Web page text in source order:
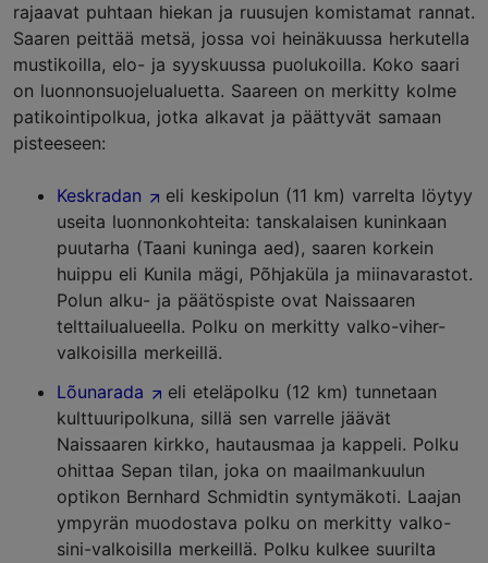
rajaavat puhtaan hiekan ja ruusujen komistamat rannat.
Saaren peittää metsä, jossa voi heinäkuussa herkutella
mustikoilla, elo- ja syyskuussa puolukoilla. Koko saari
on luonnonsuojelualuetta. Saareen on merkitty kolme
patikointipolkua, jotka alkavat ja päättyvät samaan
pisteeseen:
Keskradan
eli keskipolun (11 km) varrelta löytyy
useita luonnonkohteita: tanskalaisen kuninkaan
puutarha (Taani kuninga aed), saaren korkein
huippu eli Kunila mägi, Põhjaküla ja miinavarastot.
Polun alku- ja päätöspiste ovat Naissaaren
telttailualueella. Polku on merkitty valko-viher-
valkoisilla merkeillä.
Lõunarada
eli eteläpolku (12 km) tunnetaan
kulttuuripolkuna, sillä sen varrelle jäävät
Naissaaren kirkko, hautausmaa ja kappeli. Polku
ohittaa Sepan tilan, joka on maailmankuulun
optikon Bernhard Schmidtin syntymäkoti. Laajan
ympyrän muodostava polku on merkitty valko-
sini-valkoisilla merkeillä. Polku kulkee suurilta